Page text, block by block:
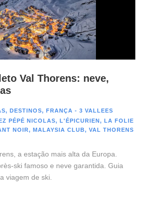
Val Thorens: neve,
, DESTINOS, FRANÇA - 3 VALLEES
PÉPÉ NICOLAS, L'ÉPICURIEN, LA FOLIE
NOIR, MALAYSIA CLUB, VAL THORENS
a estação mais alta da Europa.
ski famoso e neve garantida. Guia
viagem de ski.